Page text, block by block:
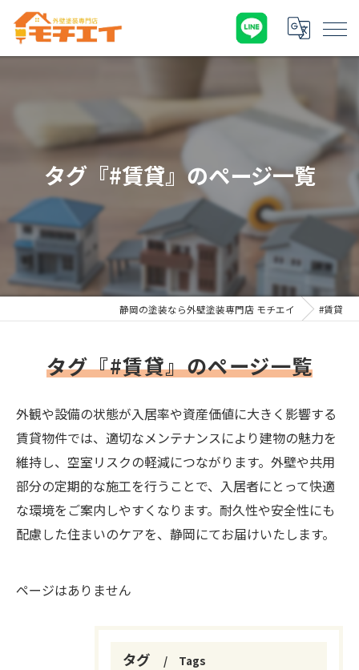
タグ『#賃貸』のページ一覧
静岡の塗装なら外壁塗装専門店 モチエイ #賃貸
タグ『#賃貸』のページ一覧
外観や設備の状態が入居率や資産価値に大きく影響する
賃貸物件では、適切なメンテナンスにより建物の魅力を
維持し、空室リスクの軽減につながります。外壁や共用
部分の定期的な施工を行うことで、入居者にとって快適
な環境をご案内しやすくなります。耐久性や安全性にも
配慮した住まいのケアを、静岡にてお届けいたします。
ページはありません
タグ Tags